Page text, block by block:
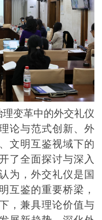
理变革中的外交礼仪
论与范式创新、外
文明互鉴视域下的
了全面探讨与深入
为，外交礼仪是国
互鉴的重要桥梁，
，兼具理论价值与